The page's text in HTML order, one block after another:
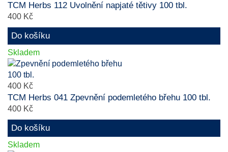
TCM Herbs 112 Uvolnění napjaté tětivy 100 tbl.
400 Kč
Do košíku
Skladem
400 Kč
TCM Herbs 041 Zpevnění podemletého břehu 100 tbl.
400 Kč
Do košíku
Skladem